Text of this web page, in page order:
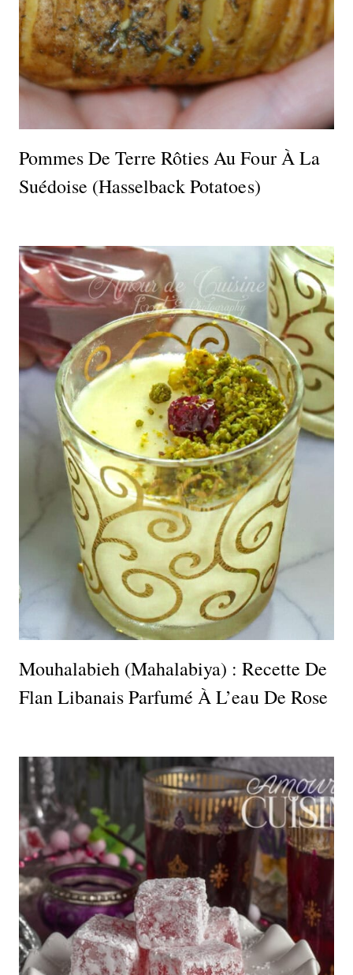
Pommes De Terre Rôties Au Four À La
Suédoise (hasselback Potatoes)
Mouhalabieh (Mahalabiya) : Recette De
Flan Libanais Parfumé À L’eau De Rose